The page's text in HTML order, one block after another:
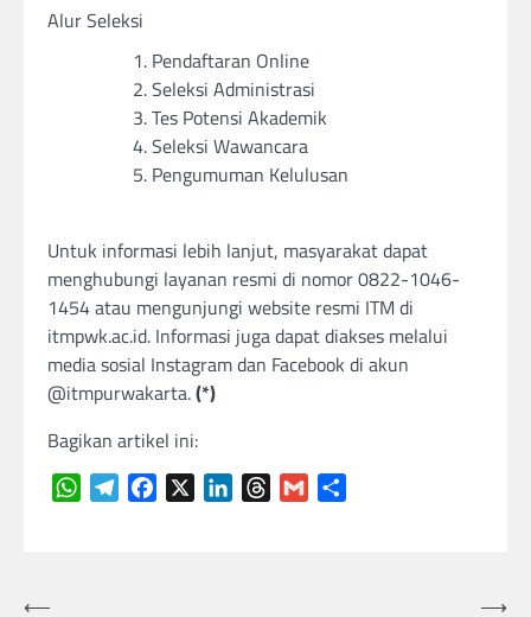
Alur Seleksi
Pendaftaran Online
Seleksi Administrasi
Tes Potensi Akademik
Seleksi Wawancara
Pengumuman Kelulusan
Untuk informasi lebih lanjut, masyarakat dapat
menghubungi layanan resmi di nomor 0822-1046-
1454 atau mengunjungi website resmi ITM di
itmpwk.ac.id. Informasi juga dapat diakses melalui
media sosial Instagram dan Facebook di akun
@itmpurwakarta.(*)
Bagikan artikel ini:
WhatsAppTelegramFacebook LinkedInThreads
Gmail
Navigasi
⟵ ⟶